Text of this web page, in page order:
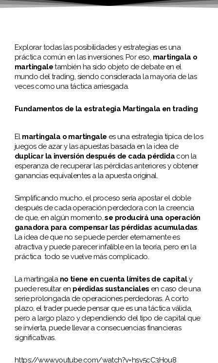
Explorar todas las posibilidades y estrategias es una
práctica común en las inversiones. Por eso, martingala o
martingaletambién ha sido objeto de debate en el
mundo del trading, siendo considerada la mayoría de las
veces como una táctica arriesgada.
Fundamentos de la estrategia Martingala en trading
El martingala o martingale es una estrategia típica de los
juegos de azar y las apuestas basada en la idea de
duplicar la inversión después de cada pérdida con la
esperanza de recuperar las pérdidas anteriores y obtener
ganancias equivalentes a la apuesta original.
Simplificando mucho, el proceso sería apostar el doble
después de cada operación perdedora con la creencia
de que, en algún momento,se producirá una operación
ganadora para compensar las pérdidas acumuladas.
La idea de que no se puede perder eternamente es
atractiva y puede parecer infalible en la teoría, pero en la
práctica todo se vuelve más complicado.
La martingalano tiene en cuenta límites de capitaly
puede resultar en pérdidas sustanciales en caso de una
serie prolongada de operaciones perdedoras. A corto
plazo, el trader puede pensar que es una táctica válida,
pero a largo plazo y dependiendo del tipo de capital que
se invierta, puede llevar a consecuencias financieras
significativas.
https://www.youtube.com/watch?v=hsv5cC3Hou8